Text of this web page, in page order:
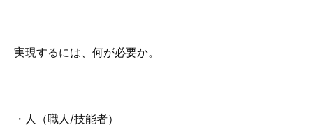
実現するには、何が必要か。
・人（職人/技能者）